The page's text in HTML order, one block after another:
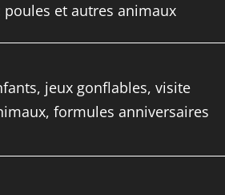
et autres animaux
jeux gonflables, visite
formules anniversaires